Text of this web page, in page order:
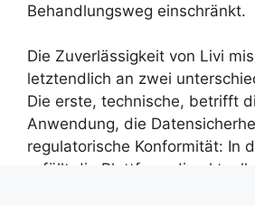
Behandlungsweg einschränkt.
Die Zuverlässigkeit von Livi
letztendlich an zwei
Die erste, technische, betrifft
Anwendung, die
regulatorische Konformität: In
erfüllt die Plattform die